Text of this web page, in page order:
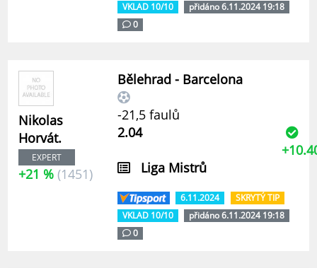
VKLAD 10/10
přidáno 6.11.2024 19:18
0
Nikolas
Horvát.
EXPERT
+21 % (1451)
Bělehrad - Barcelona
-21,5 faulů
2.04
Liga Mistrů
6.11.2024
SKRYTÝ TIP
VKLAD 10/10
přidáno 6.11.2024 19:18
0